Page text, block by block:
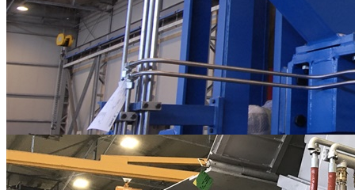
assemblaggi meccanici